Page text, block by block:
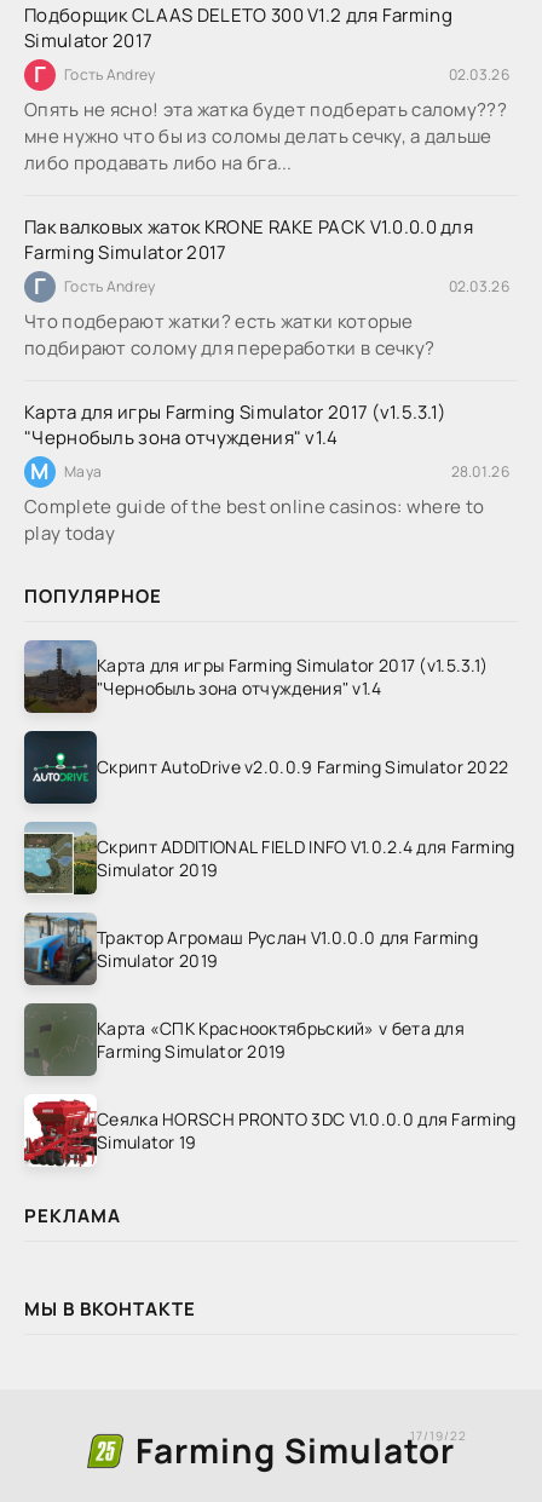
Подборщик CLAAS DELETO 300 V1.2 для Farming
Simulator 2017
Г Гость Andrey 02.03.26
Опять не ясно! эта жатка будет подберать салому???
мне нужно что бы из соломы делать сечку, а дальше
либо продавать либо на бга...
Пак валковых жаток KRONE RAKE PACK V1.0.0.0 для
Farming Simulator 2017
Г Гость Andrey 02.03.26
Что подберают жатки? есть жатки которые
подбирают солому для переработки в сечку?
Карта для игры Farming Simulator 2017 (v1.5.3.1)
"Чернобыль зона отчуждения" v1.4
M Maya 28.01.26
Complete guide of the best online casinos: where to
play today
ПОПУЛЯРНОЕ
Карта для игры Farming Simulator 2017 (v1.5.3.1)
"Чернобыль зона отчуждения" v1.4
Скрипт AutoDrive v2.0.0.9 Farming Simulator 2022
Скрипт ADDITIONAL FIELD INFO V1.0.2.4 для Farming
Simulator 2019
Трактор Агромаш Руслан V1.0.0.0 для Farming
Simulator 2019
Карта «СПК Краснооктябрьский» v бета для
Farming Simulator 2019
Сеялка HORSCH PRONTO 3DC V1.0.0.0 для Farming
Simulator 19
РЕКЛАМА
МЫ В ВКОНТАКТЕ
Farming Simulator
17/19/22